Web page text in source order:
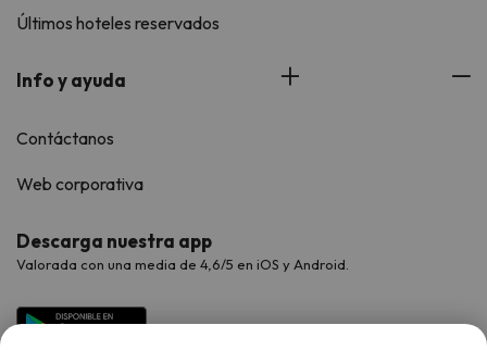
Últimos hoteles reservados
Info y ayuda
Contáctanos
Web corporativa
Descarga nuestra app
Valorada con una media de 4,6/5 en iOS y Android.